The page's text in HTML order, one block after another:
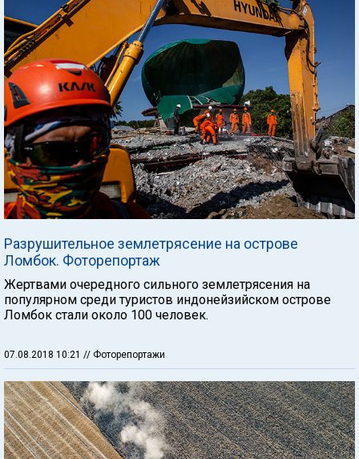
Разрушительное землетрясение на острове
Ломбок. Фоторепортаж
Жертвами очередного сильного землетрясения на
популярном среди туристов индонейзийском острове
Ломбок стали около 100 человек.
07.08.2018 10:21 // Фоторепортажи